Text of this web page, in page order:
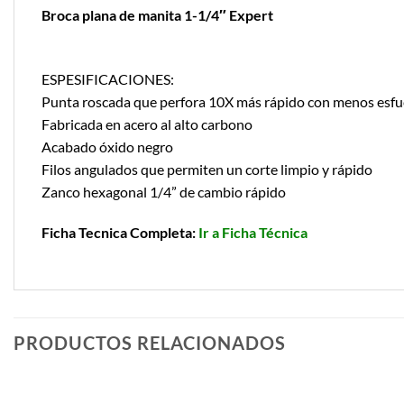
Broca plana de manita 1-1/4″ Expert
ESPESIFICACIONES:
Punta roscada que perfora 10X más rápido con menos
Fabricada en acero al alto carbono
Acabado óxido negro
Filos angulados que permiten un corte limpio y rápido
Zanco hexagonal 1/4” de cambio rápido
Ficha Tecnica Completa: Ir a Ficha Técnica
PRODUCTOS RELACIONADOS